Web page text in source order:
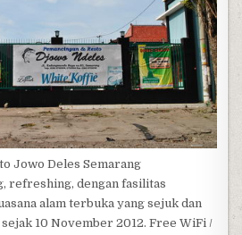
Jowo Deles Semarang
refreshing, dengan fasilitas
alam terbuka yang sejuk dan
10 November 2012. Free WiFi /